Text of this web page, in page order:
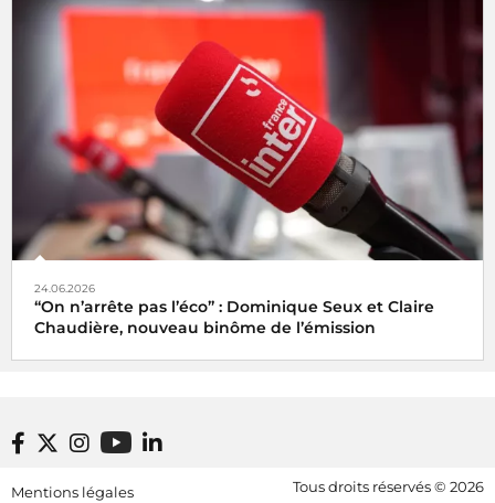
24.06.2026
“On n’arrête pas l’éco” : Dominique Seux et Claire
Chaudière, nouveau binôme de l’émission
Footer bottom
Mentions légales Tous droits réservés © 2026